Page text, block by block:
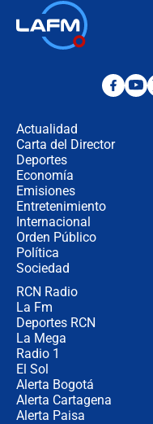
Actualidad
Carta del Director
Deportes
Economía
Emisiones
Entretenimiento
Internacional
Orden Público
Política
Sociedad
RCN Radio
La Fm
Deportes RCN
La Mega
Radio 1
El Sol
Alerta Bogotá
Alerta Cartagena
Alerta Paisa